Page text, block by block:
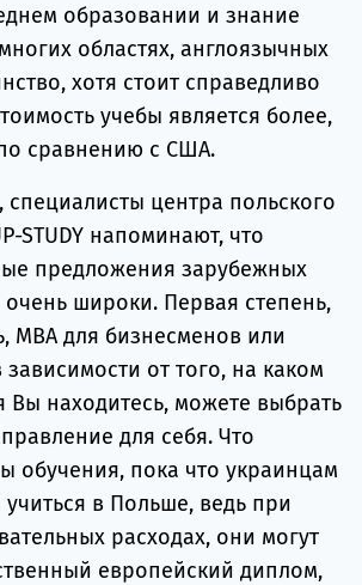
образовании и знание
областях, англоязычных
хотя стоит справедливо
учебы является более,
сравнению с США.
специалисты центра польского
STUDY напоминают, что
предложения зарубежных
очень широки. Первая степень,
MBA для бизнесменов или
от того, на каком
Вы находитесь, можете выбрать
для себя. Что
обучения, пока что украинцам
в Польше, ведь при
расходах, они могут
европейский диплом,